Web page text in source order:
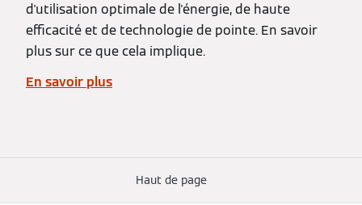
d'utilisation optimale de l'énergie, de haute
efficacité et de technologie de pointe. En savoir
plus sur ce que cela implique.
En savoir plus
Haut de page